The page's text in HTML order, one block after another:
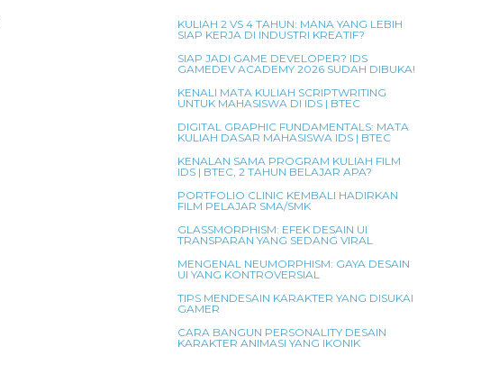
KULIAH 2 VS 4 TAHUN: MANA YANG LEBIH
SIAP KERJA DI INDUSTRI KREATIF?
SIAP JADI GAME DEVELOPER? IDS
GAMEDEV ACADEMY 2026 SUDAH DIBUKA!
KENALI MATA KULIAH SCRIPTWRITING
UNTUK MAHASISWA DI IDS | BTEC
DIGITAL GRAPHIC FUNDAMENTALS: MATA
KULIAH DASAR MAHASISWA IDS | BTEC
KENALAN SAMA PROGRAM KULIAH FILM
IDS | BTEC, 2 TAHUN BELAJAR APA?
PORTFOLIO CLINIC KEMBALI HADIRKAN
FILM PELAJAR SMA/SMK
GLASSMORPHISM: EFEK DESAIN UI
TRANSPARAN YANG SEDANG VIRAL
MENGENAL NEUMORPHISM: GAYA DESAIN
UI YANG KONTROVERSIAL
TIPS MENDESAIN KARAKTER YANG DISUKAI
GAMER
CARA BANGUN PERSONALITY DESAIN
KARAKTER ANIMASI YANG IKONIK